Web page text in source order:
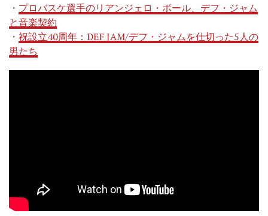
・ プロバスケ選手のリアンジェロ・ボール、デフ・ジャム
と音楽契約
・ 祝設立40周年：DEF JAM/デフ・ジャムを仕切った5人の
男たち